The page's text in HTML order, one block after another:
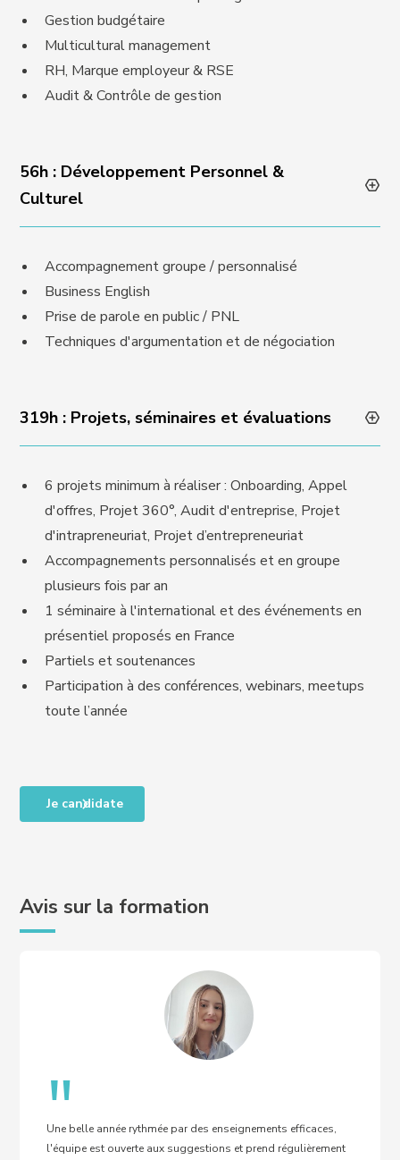
Gestion budgétaire
Multicultural management
RH, Marque employeur & RSE
Audit & Contrôle de gestion
56h : Développement Personnel &
Culturel
Accompagnement groupe / personnalisé
Business English
Prise de parole en public / PNL
Techniques d'argumentation et de négociation
319h : Projets, séminaires et évaluations
6 projets minimum à réaliser : Onboarding, Appel
d'offres, Projet 360°, Audit d'entreprise, Projet
d'intrapreneuriat, Projet d’entrepreneuriat
Accompagnements personnalisés et en groupe
plusieurs fois par an
1 séminaire à l'international et des événements en
présentiel proposés en France
Partiels et soutenances
Participation à des conférences, webinars, meetups
toute l’année
Je candidate
Avis sur la formation
"
Une belle année rythmée par des enseignements efficaces,
l'équipe est ouverte aux suggestions et prend régulièrement